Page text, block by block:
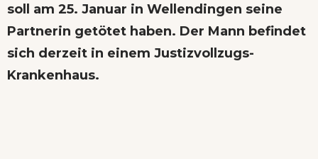
soll am 25. Januar in Wellendingen seine
Partnerin getötet haben. Der Mann befindet
sich derzeit in einem Justizvollzugs-
Krankenhaus.